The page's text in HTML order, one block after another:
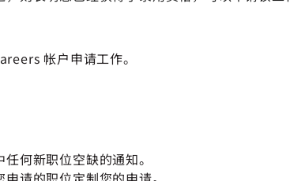
帐户申请工作。
何新职位空缺的通知。